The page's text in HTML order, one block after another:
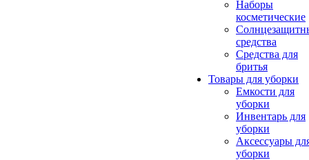
Наборы
косметические
средства
Средства для
бритья
Товары для уборки
Емкости для
уборки
Инвентарь для
уборки
Аксессуары
уборки